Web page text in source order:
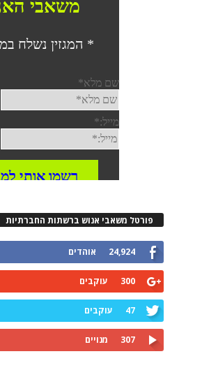
משאבי אנוש ברשתות החברתיות
אוהדים
עוקבים
עוקבים
מנויים